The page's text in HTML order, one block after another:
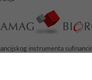
instrumenta